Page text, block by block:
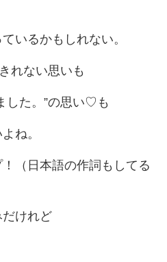
いるかもしれない。
れない思いも
した。”の思い♡も
ね。
（日本語の作詞もしてる
けれど